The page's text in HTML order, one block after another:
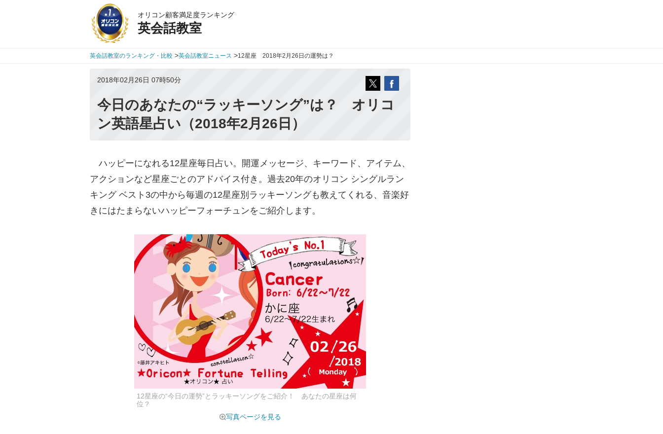
オリコン顧客満足度ランキング
英会話教室
英会話教室のランキング・比較 >英会話教室ニュース >12星座 2018年2月26日の運勢は？
2018年02月26日 07時50分
今日のあなたの“ラッキーソング”は？ オリコ
ン英語星占い（2018年2月26日）
ハッピーになれる12星座毎日占い。開運メッセージ、キーワード、アイテム、
アクションなど星座ごとのアドバイス付き。過去20年のオリコン シングルラン
キング ベスト3の中から毎週の12星座別ラッキーソングも教えてくれる、音楽好
きにはたまらないハッピーフォーチュンをご紹介します。
12星座の“今日の運勢”とラッキーソングをご紹介！ あなたの星座は何
位？
写真ページを見る